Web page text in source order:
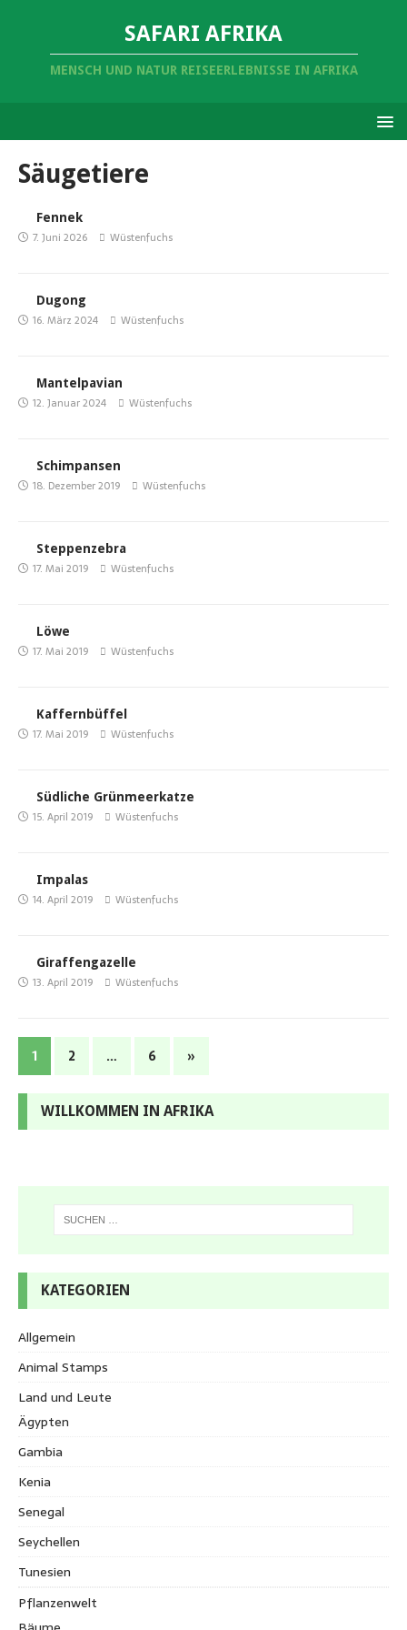
SAFARI AFRIKA
MENSCH UND NATUR REISEERLEBNISSE IN AFRIKA
Säugetiere
Fennek
7. Juni 2026 Wüstenfuchs
Dugong
16. März 2024 Wüstenfuchs
Mantelpavian
12. Januar 2024 Wüstenfuchs
Schimpansen
18. Dezember 2019 Wüstenfuchs
Steppenzebra
17. Mai 2019 Wüstenfuchs
Löwe
17. Mai 2019 Wüstenfuchs
Kaffernbüffel
17. Mai 2019 Wüstenfuchs
Südliche Grünmeerkatze
15. April 2019 Wüstenfuchs
Impalas
14. April 2019 Wüstenfuchs
Giraffengazelle
13. April 2019 Wüstenfuchs
1 2 … 6 »
WILLKOMMEN IN AFRIKA
KATEGORIEN
Allgemein
Animal Stamps
Land und Leute
Ägypten
Gambia
Kenia
Senegal
Seychellen
Tunesien
Pflanzenwelt